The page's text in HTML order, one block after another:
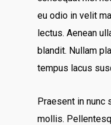
eu odio in velit
lectus. Aenean
blandit. Nullam
tempus lacus
Praesent in nunc
mollis.